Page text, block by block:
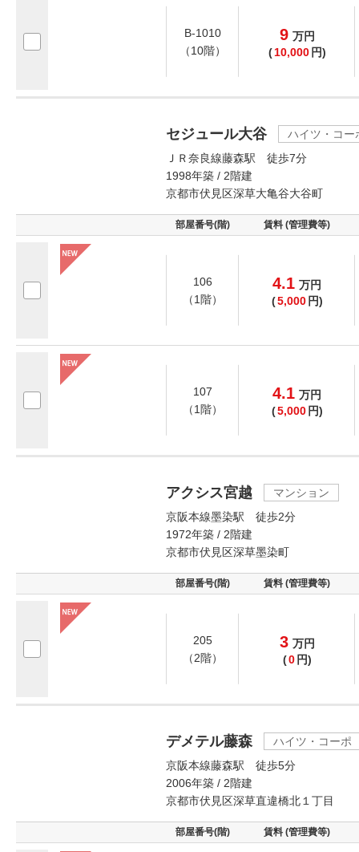
B-1010
（10階）
9 万円
( 10,000 円)
セジュール大谷
ハイツ・コー
ＪＲ奈良線藤森駅 徒歩7分
1998年築 / 2階建
京都市伏見区深草大亀谷大谷町
部屋番号(階) 賃料 (管理費等)
106
（1階）
4.1 万円
(5,000 円)
107
（1階）
4.1 万円
(5,000 円)
アクシス宮越
マンション
京阪本線墨染駅 徒歩2分
1972年築 / 2階建
京都市伏見区深草墨染町
部屋番号(階) 賃料 (管理費等)
205
（2階）
3 万円
(0 円)
デメテル藤森
ハイツ・コーポ
京阪本線藤森駅 徒歩5分
2006年築 / 2階建
京都市伏見区深草直違橋北１丁目
部屋番号(階) 賃料 (管理費等)